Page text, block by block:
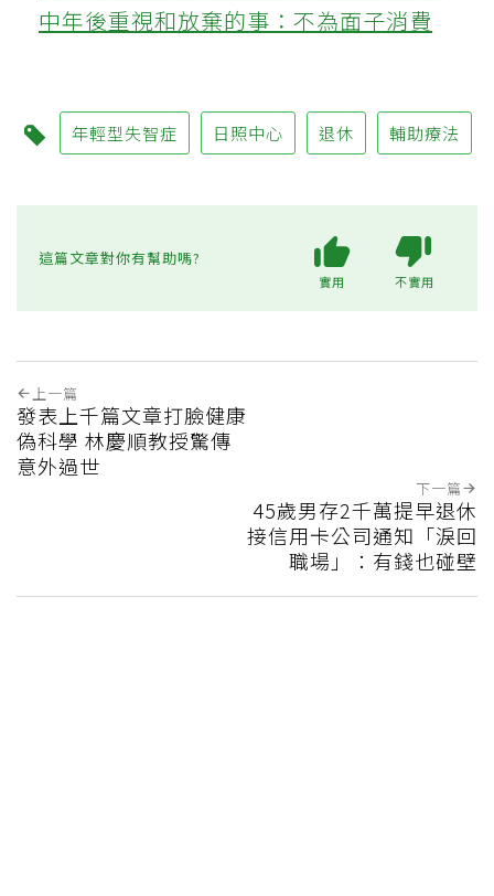
中年後重視和放棄的事：不為面子消費
年輕型失智症 日照中心 退休 輔助療法
這篇文章對你有幫助嗎?
實用 不實用
上一篇
發表上千篇文章打臉健康
偽科學 林慶順教授驚傳
意外過世
下一篇
45歲男存2千萬提早退休
接信用卡公司通知「淚回
職場」：有錢也碰壁